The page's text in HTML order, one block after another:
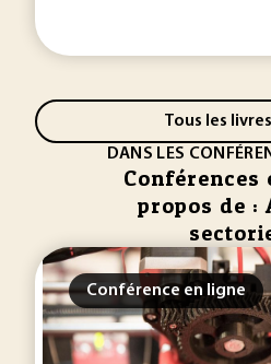
Tous les
DANS LES
Conférences
propos de :
Conférence en ligne